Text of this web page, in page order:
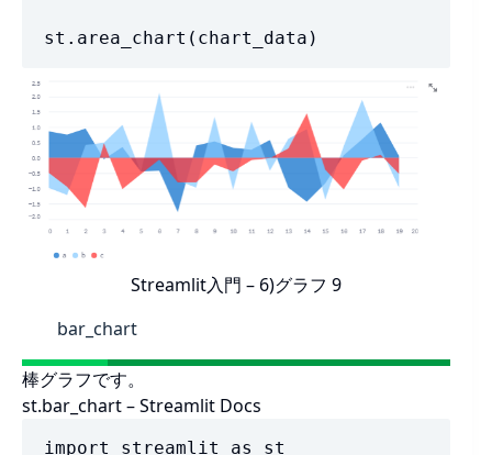
st.area_chart(chart_data)
Streamlit入門 – 6)グラフ 9
bar_chart
棒グラフです。
st.bar_chart – Streamlit Docs
import streamlit as st